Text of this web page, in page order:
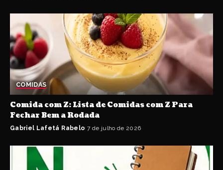
COMIDAS
Comida com Z: Lista de Comidas com Z Para
Fechar Bem a Rodada
Gabriel Lafetá Rabelo 7 de julho de 2026